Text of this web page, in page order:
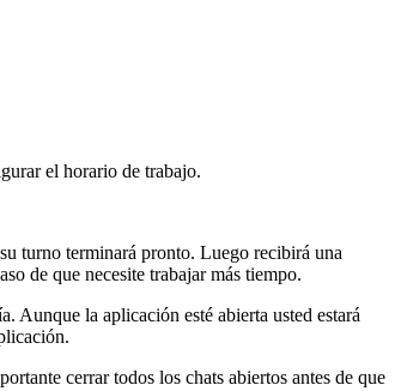
el horario de trabajo.
turno terminará pronto. Luego recibirá una
de que necesite trabajar más tiempo.
Aunque la aplicación esté abierta usted estará
cerrar todos los chats abiertos antes de que